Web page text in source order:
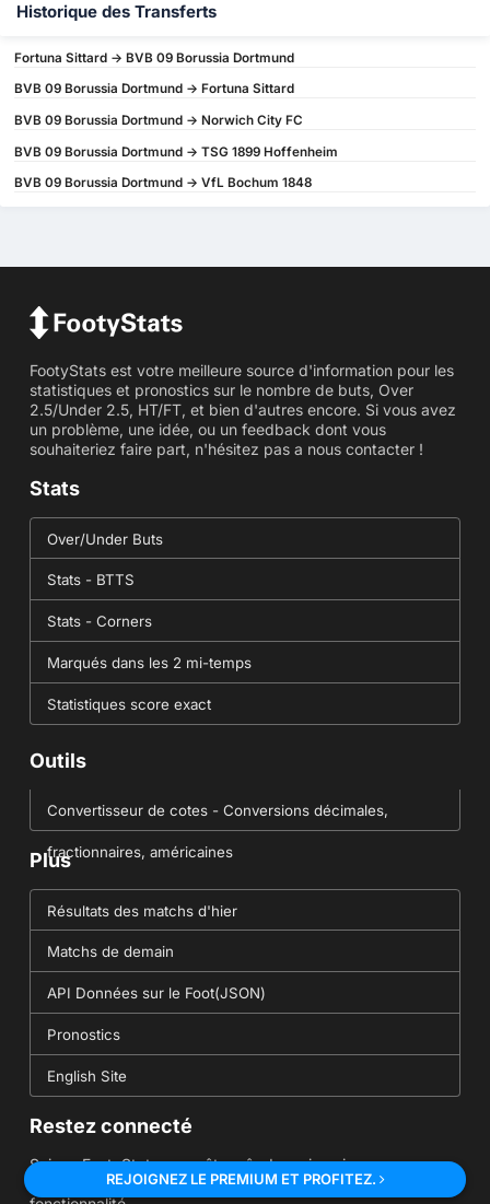
Historique des Transferts
Fortuna Sittard -> BVB 09 Borussia Dortmund
BVB 09 Borussia Dortmund -> Fortuna Sittard
BVB 09 Borussia Dortmund -> Norwich City FC
BVB 09 Borussia Dortmund -> TSG 1899 Hoffenheim
BVB 09 Borussia Dortmund -> VfL Bochum 1848
FootyStats est votre meilleure source d'information pour les
statistiques et pronostics sur le nombre de buts, Over
2.5/Under 2.5, HT/FT, et bien d'autres encore. Si vous avez
un problème, une idée, ou un feedback dont vous
souhaiteriez faire part, n'hésitez pas a nous contacter !
Stats
Over/Under Buts
Stats - BTTS
Stats - Corners
Marqués dans les 2 mi-temps
Statistiques score exact
Outils
Convertisseur de cotes - Conversions décimales,
fractionnaires, américaines
Plus
Résultats des matchs d'hier
Matchs de demain
API Données sur le Foot(JSON)
Pronostics
English Site
Restez connecté
Suivez FootyStats, pour être sûr de ne jamais manquer une
statistique, un pronostic gratuit ou même une nouvelle
REJOIGNEZ LE PREMIUM ET PROFITEZ.